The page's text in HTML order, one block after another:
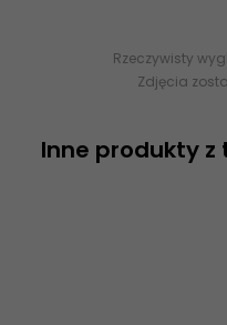
Rzeczywisty
Zdjęcia
Inne produkty z